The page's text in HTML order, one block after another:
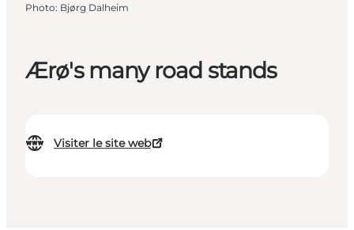
Ærø's many road stands
Visiter le site web
Photo: Bjørg Dalheim